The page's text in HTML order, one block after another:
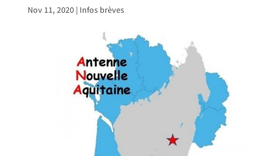
Nov 11, 2020| Infos brèves